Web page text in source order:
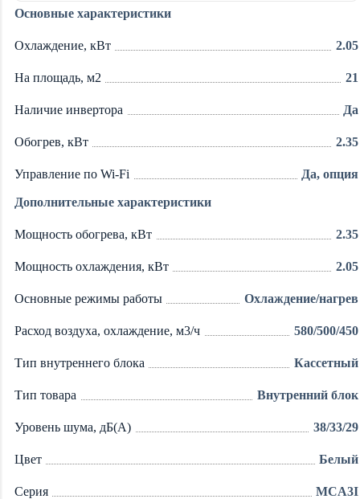
Основные характеристики
Охлаждение, кВт 2.05
На площадь, м2 21
Наличие инвертора Да
Обогрев, кВт 2.35
Управление по Wi-Fi Да, опция
Дополнительные характеристики
Мощность обогрева, кВт 2.35
Мощность охлаждения, кВт 2.05
Основные режимы работы Охлаждение/нагрев
Расход воздуха, охлаждение, м3/ч 580/500/450
Тип внутреннего блока Кассетный
Тип товара Внутренний блок
Уровень шума, дБ(А) 38/33/29
Цвет Белый
Серия MCA3I